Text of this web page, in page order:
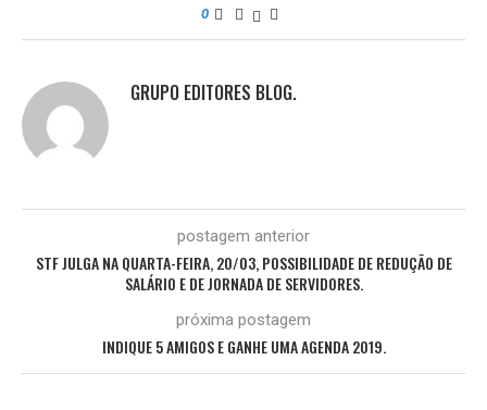
0
GRUPO EDITORES BLOG.
postagem anterior
STF JULGA NA QUARTA-FEIRA, 20/03, POSSIBILIDADE DE REDUÇÃO DE
SALÁRIO E DE JORNADA DE SERVIDORES.
próxima postagem
INDIQUE 5 AMIGOS E GANHE UMA AGENDA 2019.